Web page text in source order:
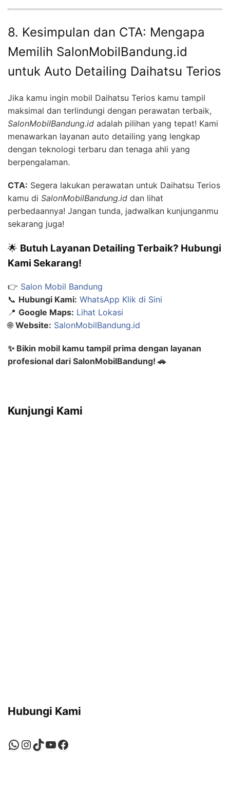
8. Kesimpulan dan CTA: Mengapa
Memilih SalonMobilBandung.id
untuk Auto Detailing Daihatsu Terios
Jika kamu ingin mobil Daihatsu Terios kamu tampil
maksimal dan terlindungi dengan perawatan terbaik,
SalonMobilBandung.id adalah pilihan yang tepat! Kami
menawarkan layanan auto detailing yang lengkap
dengan teknologi terbaru dan tenaga ahli yang
berpengalaman.
CTA: Segera lakukan perawatan untuk Daihatsu Terios
kamu di SalonMobilBandung.id dan lihat
perbedaannya! Jangan tunda, jadwalkan kunjunganmu
sekarang juga!
🌟 Butuh Layanan Detailing Terbaik? Hubungi
Kami Sekarang!
👉 Salon Mobil Bandung
📞 Hubungi Kami: WhatsApp Klik di Sini
📍 Google Maps: Lihat Lokasi
🌐 Website: SalonMobilBandung.id
✨ Bikin mobil kamu tampil prima dengan layanan
profesional dari SalonMobilBandung! 🚗
Kunjungi Kami
Hubungi Kami
WhatsApp
Instagram
TikTok
YouTube
Facebook